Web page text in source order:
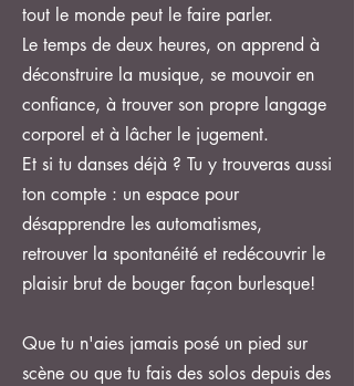
tout le monde peut le faire parler.
Le temps de deux heures, on apprend à
déconstruire la musique, se mouvoir en
confiance, à trouver son propre langage
corporel et à lâcher le jugement.
Et si tu danses déjà ? Tu y trouveras aussi
ton compte : un espace pour
désapprendre les automatismes,
retrouver la spontanéité et redécouvrir le
plaisir brut de bouger façon burlesque!
Que tu n'aies jamais posé un pied sur
scène ou que tu fais des solos depuis des